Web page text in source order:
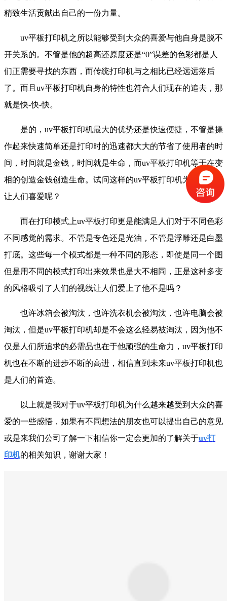
精致生活贡献出自己的一份力量。
uv平板打印机之所以能够受到大众的喜爱与他自身是脱不
开关系的。不管是他的超高还原度还是“0”误差的色彩都是人
们正需要寻找的东西，而传统打印机与之相比已经远远落后
了。而且uv平板打印机自身的特性也符合人们现在的追去，那
就是快-快-快。
是的，uv平板打印机最大的优势还是快速便捷，不管是操
作起来快速简单还是打印时的迅速都大大的节省了使用者的时
间，时间就是金钱，时间就是生命，而uv平板打印机等于在变
相的创造金钱创造生命。试问这样的uv平板打印机为什么能不
让人们喜爱呢？
而在打印模式上uv平板打印更是能满足人们对于不同色彩
不同感觉的需求。不管是专色还是光油，不管是浮雕还是白墨
打底。这些每一个模式都是一种不同的形态，即使是同一个图
但是用不同的模式打印出来效果也是大不相同，正是这种多变
的风格吸引了人们的视线让人们爱上了他不是吗？
也许冰箱会被淘汰，也许洗衣机会被淘汰，也许电脑会被
淘汰，但是uv平板打印机却是不会这么轻易被淘汰，因为他不
仅是人们所追求的必需品也在于他顽强的生命力，uv平板打印
机也在不断的进步不断的高进，相信直到未来uv平板打印机也
是人们的首选。
以上就是我对于uv平板打印机为什么越来越受到大众的喜
爱的一些感悟，如果有不同想法的朋友也可以提出自己的意见
或是来我们公司了解一下相信你一定会更加的了解关于uv打
印机的相关知识，谢谢大家！